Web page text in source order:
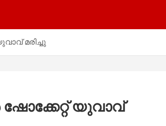
മരിച്ചു
യുവാവ്